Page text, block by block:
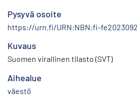
Pysyvä osoite
https://urn.fi/URN:NBN:fi-
Kuvaus
Suomen virallinen tilasto (SVT)
Aihealue
väestö